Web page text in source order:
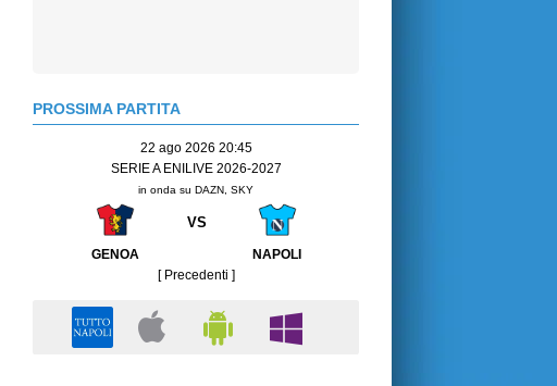
PROSSIMA PARTITA
22 ago 2026 20:45
SERIE A ENILIVE 2026-2027
in onda su DAZN, SKY
VS
GENOA
NAPOLI
[ Precedenti ]